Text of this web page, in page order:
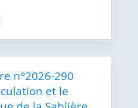
n°2026-290
et le